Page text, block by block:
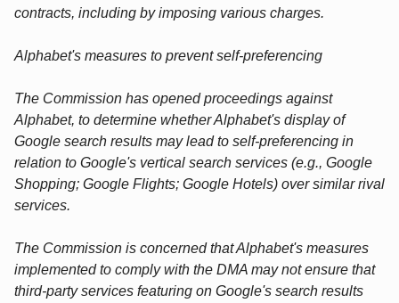
contracts, including by imposing various charges.
Alphabet's measures to prevent self-preferencing
The Commission has opened proceedings against
Alphabet, to determine whether Alphabet's display of
Google search results may lead to self-preferencing in
relation to Google's vertical search services (e.g., Google
Shopping; Google Flights; Google Hotels) over similar rival
services.
The Commission is concerned that Alphabet's measures
implemented to comply with the DMA may not ensure that
third-party services featuring on Google's search results